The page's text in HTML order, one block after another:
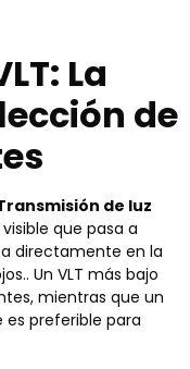
La
de
de luz
que pasa a
directamente en la
Un VLT más bajo
mientras que un
es preferible para